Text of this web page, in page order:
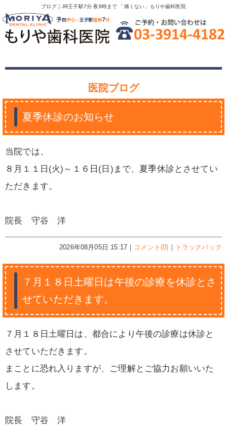
ブログ｜JR王子駅7分 夜8時まで 「痛くない」もりや歯科医院
医院ブログ
夏季休診のお知らせ
当院では、
８月１１日(火)～１６日(日)まで、夏季休診とさせてい
ただきます。
院長 守谷 洋
2026年08月05日 15:17｜ コメント(0) ｜ トラックバック
７月１８日土曜日は午後の診療を休診とさ
せていただきます。
７月１８日土曜日は、都合により午後の診療は休診と
させていただきます。
まことに恐れ入りますが、ご理解とご協力お願いいた
します。
院長 守谷 洋